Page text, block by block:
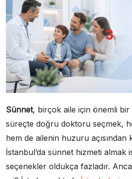
Sünnet, birçok aile için önemli bir
süreçte doğru doktoru seçmek,
hem de ailenin huzuru açısından
İstanbul’da sünnet hizmeti almak
seçenekler oldukça fazladır.